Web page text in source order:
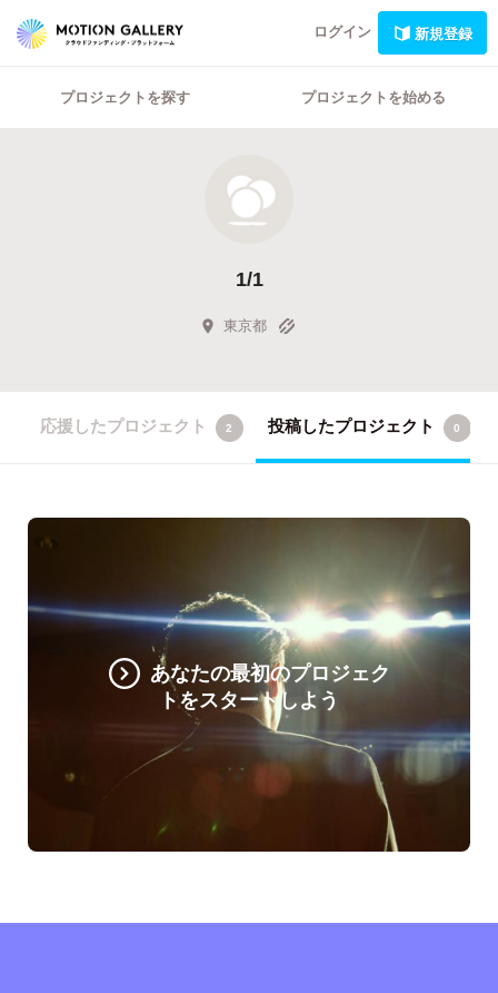
ログイン 新規登録
プロジェクトを探す プロジェクトを始める
1/1
東京都
応援したプロジェクト 2 投稿したプロジェクト 0
あなたの最初のプロジェク
トをスタートしよう